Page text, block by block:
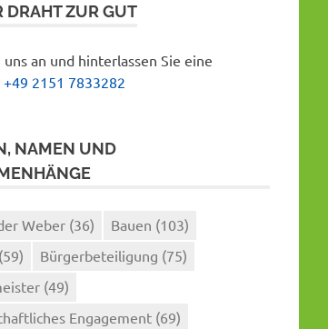
DRAHT ZUR GUT
uns an und hinterlassen Sie eine
+49 2151 7833282
NAMEN UND
Weber (36) Bauen (103)
(59) Bürgerbeteiligung (75)
(49)
Engagement (69)